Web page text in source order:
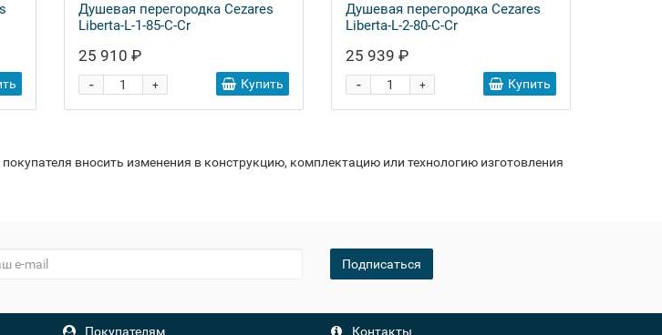
Душевая перегородка Cezares
Liberta-L-1-85-C-Cr
25 910 ₽
+
- Купить
Душевая перегородка Cezares
Liberta-L-2-80-C-Cr
25 939 ₽
+
- Купить
вносить изменения в конструкцию, комплектацию или технологию изготовления
Подписаться
Покупателям Контакты